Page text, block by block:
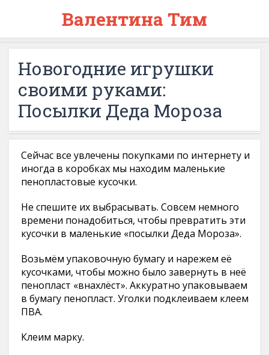
Валентина Тим
Новогодние игрушки
своими руками:
Посылки Деда Мороза
Сейчас все увлечены покупками по интернету и
иногда в коробках мы находим маленькие
пенопластовые кусочки.
Не спешите их выбрасывать. Совсем немного
времени понадобиться, чтобы превратить эти
кусочки в маленькие «посылки Деда Мороза».
Возьмём упаковочную бумагу и нарежем её
кусочками, чтобы можно было завернуть в неё
пенопласт «внахлёст». Аккуратно упаковываем
в бумагу пенопласт. Уголки подклеиваем клеем
ПВА.
Клеим марку.